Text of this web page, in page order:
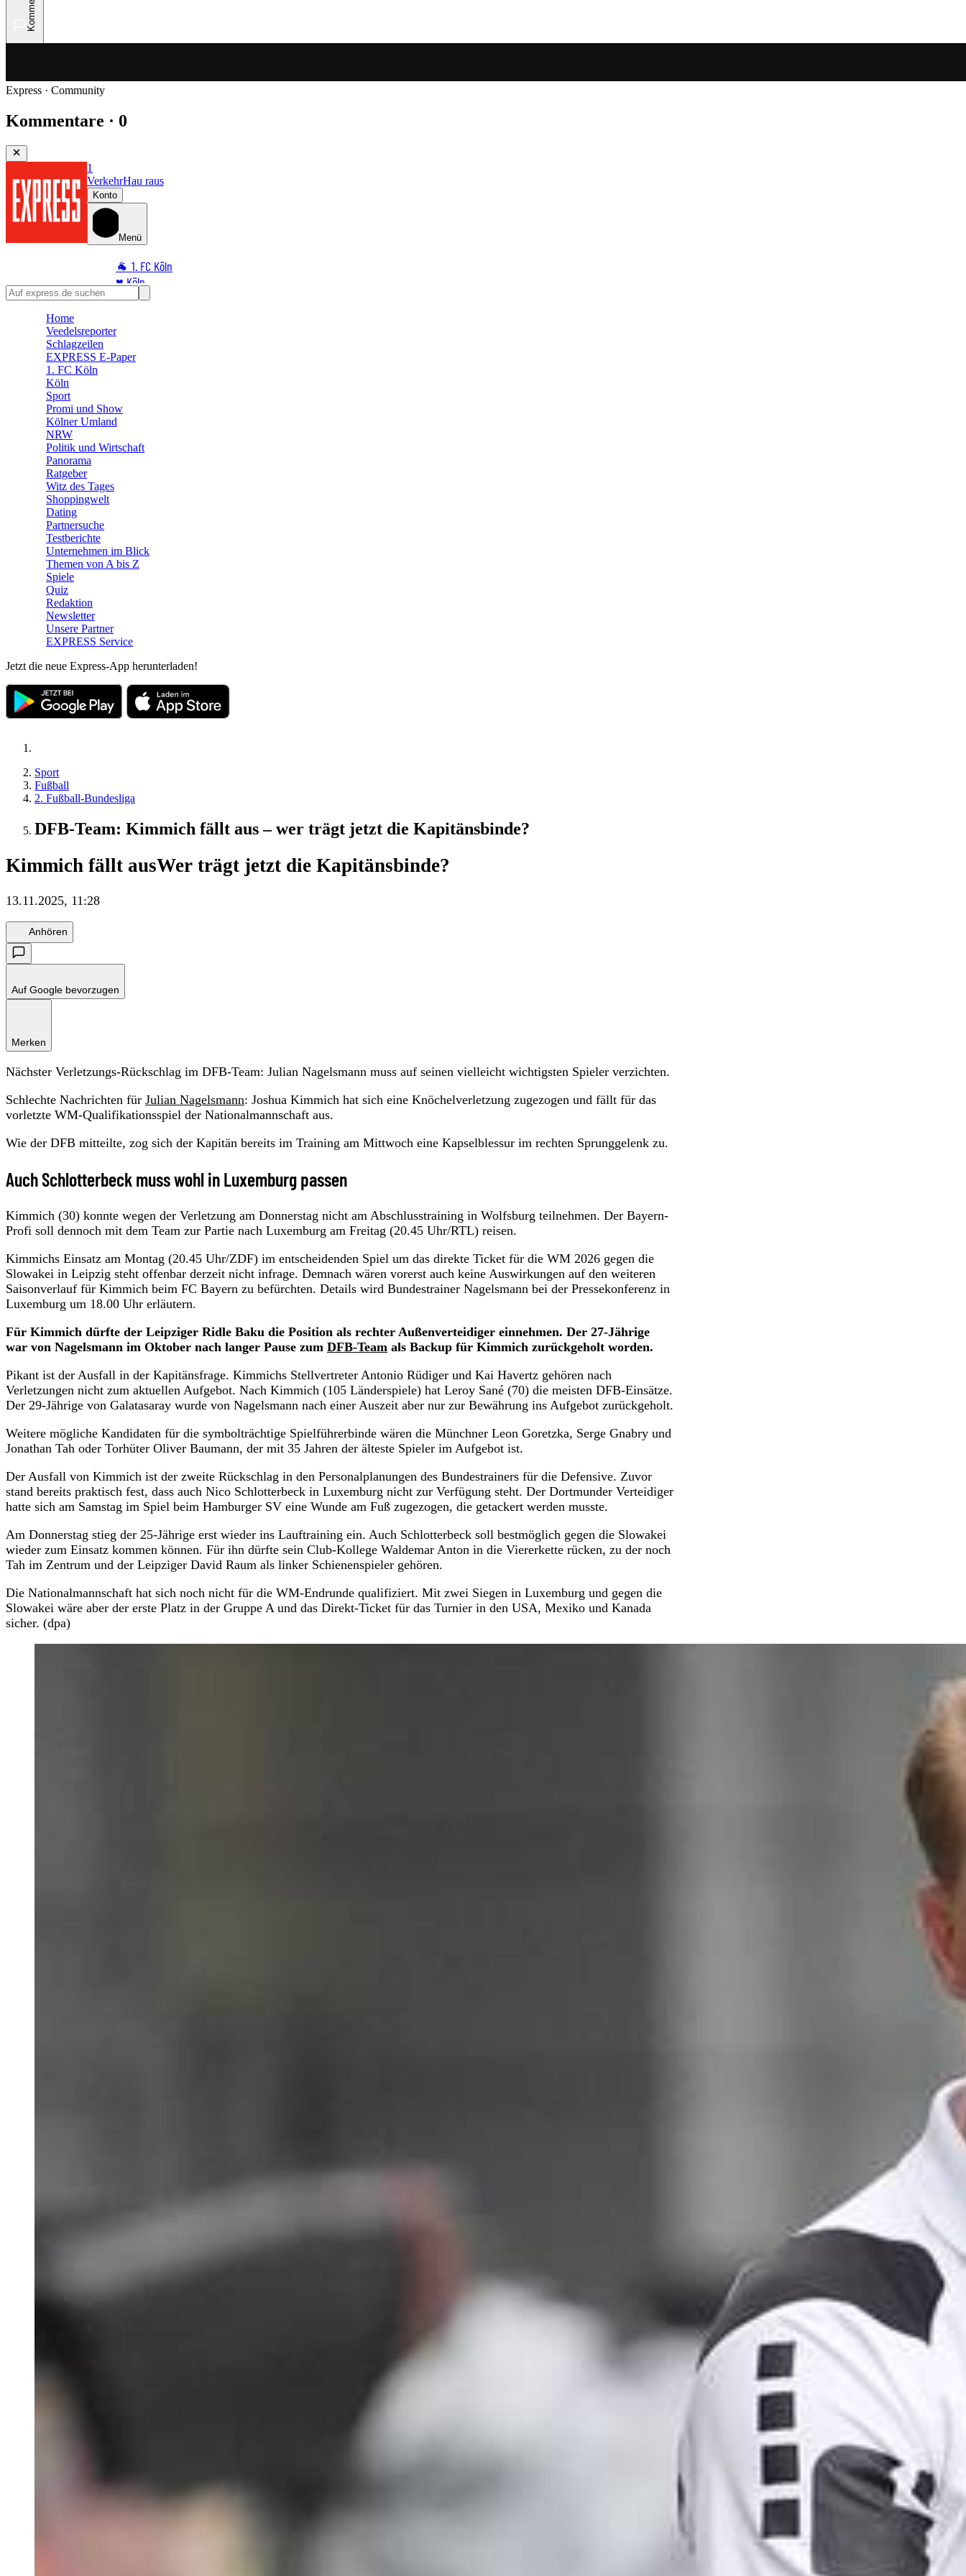
Express · Community
Kommentare · 0
1
VerkehrHau raus
Konto
Menü
🐐 1. FC Köln
♥️ Köln
⭐ Promi
🛒 Shoppingwelt
🧩 Spiele
Home
Veedelsreporter
Schlagzeilen
EXPRESS E-Paper
1. FC Köln
Köln
Sport
Promi und Show
Kölner Umland
NRW
Politik und Wirtschaft
Panorama
Ratgeber
Witz des Tages
Shoppingwelt
Dating
Partnersuche
Testberichte
Unternehmen im Blick
Themen von A bis Z
Spiele
Quiz
Redaktion
Newsletter
Unsere Partner
EXPRESS Service
Jetzt die neue Express-App herunterladen!
Sport
Fußball
2. Fußball-Bundesliga
DFB-Team: Kimmich fällt aus – wer trägt jetzt die Kapitänsbinde?
Kimmich fällt ausWer trägt jetzt die Kapitänsbinde?
13.11.2025, 11:28
Anhören
Auf Google bevorzugen
Merken
Nächster Verletzungs-Rückschlag im DFB-Team: Julian Nagelsmann muss auf seinen vielleicht wichtigsten Spieler verzichten.
Schlechte Nachrichten für Julian Nagelsmann: Joshua Kimmich hat sich eine Knöchelverletzung zugezogen und fällt für das
vorletzte WM-Qualifikationsspiel der Nationalmannschaft aus.
Wie der DFB mitteilte, zog sich der Kapitän bereits im Training am Mittwoch eine Kapselblessur im rechten Sprunggelenk zu.
Auch Schlotterbeck muss wohl in Luxemburg passen
Kimmich (30) konnte wegen der Verletzung am Donnerstag nicht am Abschlusstraining in Wolfsburg teilnehmen. Der Bayern-
Profi soll dennoch mit dem Team zur Partie nach Luxemburg am Freitag (20.45 Uhr/RTL) reisen.
Kimmichs Einsatz am Montag (20.45 Uhr/ZDF) im entscheidenden Spiel um das direkte Ticket für die WM 2026 gegen die
Slowakei in Leipzig steht offenbar derzeit nicht infrage. Demnach wären vorerst auch keine Auswirkungen auf den weiteren
Saisonverlauf für Kimmich beim FC Bayern zu befürchten. Details wird Bundestrainer Nagelsmann bei der Pressekonferenz in
Luxemburg um 18.00 Uhr erläutern.
Für Kimmich dürfte der Leipziger Ridle Baku die Position als rechter Außenverteidiger einnehmen. Der 27-Jährige
war von Nagelsmann im Oktober nach langer Pause zum DFB-Team als Backup für Kimmich zurückgeholt worden.
Pikant ist der Ausfall in der Kapitänsfrage. Kimmichs Stellvertreter Antonio Rüdiger und Kai Havertz gehören nach
Verletzungen nicht zum aktuellen Aufgebot. Nach Kimmich (105 Länderspiele) hat Leroy Sané (70) die meisten DFB-Einsätze.
Der 29-Jährige von Galatasaray wurde von Nagelsmann nach einer Auszeit aber nur zur Bewährung ins Aufgebot zurückgeholt.
Weitere mögliche Kandidaten für die symbolträchtige Spielführerbinde wären die Münchner Leon Goretzka, Serge Gnabry und
Jonathan Tah oder Torhüter Oliver Baumann, der mit 35 Jahren der älteste Spieler im Aufgebot ist.
Der Ausfall von Kimmich ist der zweite Rückschlag in den Personalplanungen des Bundestrainers für die Defensive. Zuvor
stand bereits praktisch fest, dass auch Nico Schlotterbeck in Luxemburg nicht zur Verfügung steht. Der Dortmunder Verteidiger
hatte sich am Samstag im Spiel beim Hamburger SV eine Wunde am Fuß zugezogen, die getackert werden musste.
Am Donnerstag stieg der 25-Jährige erst wieder ins Lauftraining ein. Auch Schlotterbeck soll bestmöglich gegen die Slowakei
wieder zum Einsatz kommen können. Für ihn dürfte sein Club-Kollege Waldemar Anton in die Viererkette rücken, zu der noch
Tah im Zentrum und der Leipziger David Raum als linker Schienenspieler gehören.
Die Nationalmannschaft hat sich noch nicht für die WM-Endrunde qualifiziert. Mit zwei Siegen in Luxemburg und gegen die
Slowakei wäre aber der erste Platz in der Gruppe A und das Direkt-Ticket für das Turnier in den USA, Mexiko und Kanada
sicher. (dpa)